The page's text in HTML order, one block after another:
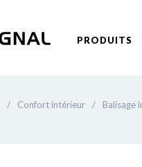
PRODUITS
/ Confort intérieur / Balisage